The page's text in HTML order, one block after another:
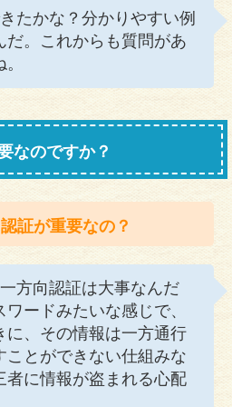
たかな？分かりやすい例
だ。これからも質問があ
なのですか？
証が重要なの？
方向認証は大事なんだ
ードみたいな感じで、
に、その情報は一方通行
ことができない仕組みな
者に情報が盗まれる心配